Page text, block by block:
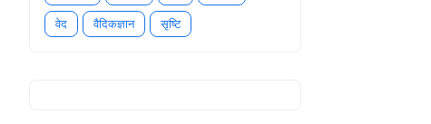
वेद वैदिकज्ञान सृष्टि